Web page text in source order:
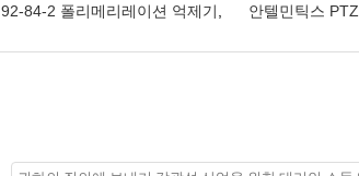
92-84-2 폴리메리레이션 억제기 안텔민틱스